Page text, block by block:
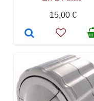
15,00 €